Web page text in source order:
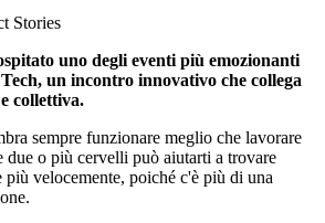
Stories
uno degli eventi più emozionanti
un incontro innovativo che collega
collettiva.
sempre funzionare meglio che lavorare
due o più cervelli può aiutarti a trovare
più velocemente, poiché c'è più di una